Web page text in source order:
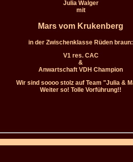
Julia Walger
mit
Mars vom Krukenberg
in der Zwischenklasse Rüden braun:
V1 res. CAC
&
Anwartschaft VDH Champion
Wir sind soooo stolz auf Team "Julia &
Weiter so! Tolle Vorführung!!